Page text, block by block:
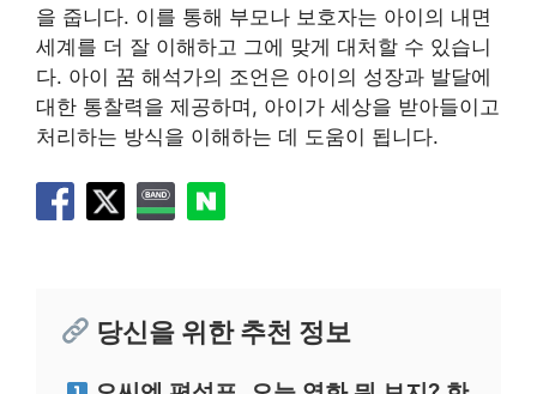
을 줍니다. 이를 통해 부모나 보호자는 아이의 내면
세계를 더 잘 이해하고 그에 맞게 대처할 수 있습니
다. 아이 꿈 해석가의 조언은 아이의 성장과 발달에
대한 통찰력을 제공하며, 아이가 세상을 받아들이고
처리하는 방식을 이해하는 데 도움이 됩니다.
당신을 위한 추천 정보